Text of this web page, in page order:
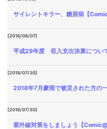
サイレントキラー、糖尿病【
[2018/08/07]
平成29年度 収入支出決算につい
[2018/07/30]
2018年7月豪雨で被災された方の
[2018/07/30]
紫外線対策をしましょう【